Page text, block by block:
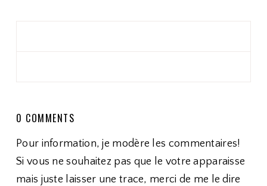
0 COMMENTS
Pour information, je modère les commentaires!
Si vous ne souhaitez pas que le votre apparaisse
mais juste laisser une trace, merci de me le dire